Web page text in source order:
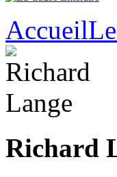
Accueil
Richard